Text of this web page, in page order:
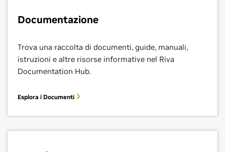
Documentazione
Trova una raccolta di documenti, guide, manuali,
istruzioni e altre risorse informative nel Riva
Documentation Hub.
Esplora i Documenti